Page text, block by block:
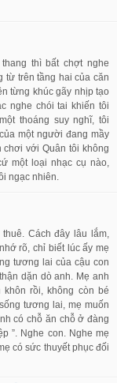
thì bất chợt nghe
từ trên tầng hai của căn
từng khúc gãy nhịp tạo
nghe chói tai khiến tôi
thoáng suy nghĩ, tôi
một người đang mầy
chơi với Quân tôi không
một loại nhạc cụ nào,
ngạc nhiên.
Cách đây lâu lắm,
rõ, chỉ biết lúc ấy mẹ
tương lai của cậu con
dặn dò anh. Mẹ anh
rồi, không còn bé
tương lai, mẹ muốn
có chỗ ăn chỗ ở đàng
”. Nghe con. Nghe mẹ
có sức thuyết phục đối